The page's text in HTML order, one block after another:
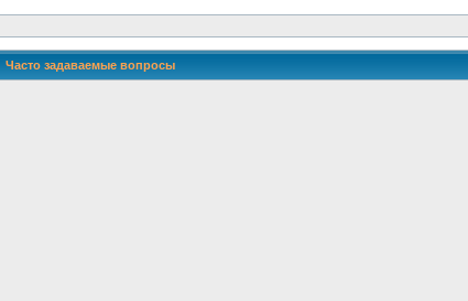
Часто задаваемые вопросы